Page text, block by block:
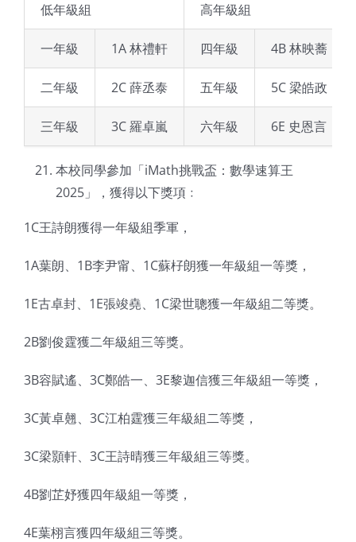
低年級組 高年級組
一年級 1A 林禮軒 四年級 4B 林映蕎
二年級 2C 薛丞泰 五年級 5C 梁皓政
三年級 3C 羅卓嵐 六年級 6E 史恩言
本校同學參加「iMath挑戰盃：數學速算王
2025」，獲得以下獎項﹕
1C王詩朗獲得一年級組季軍，
1A葉朗、1B李尹甯、1C蘇杍朗獲一年級組一等獎，
1E古卓封、1E張竣堯、1C梁世聰獲一年級組二等獎。
2B劉俊霆獲二年級組三等獎。
3B容賦遙、3C鄭皓一、3E黎迦信獲三年級組一等獎，
3C黃卓翹、3C江柏霆獲三年級組二等獎，
3C梁顥軒、3C王詩晴獲三年級組三等獎。
4B劉芷妤獲四年級組一等獎，
4E葉栩言獲四年級組三等獎。